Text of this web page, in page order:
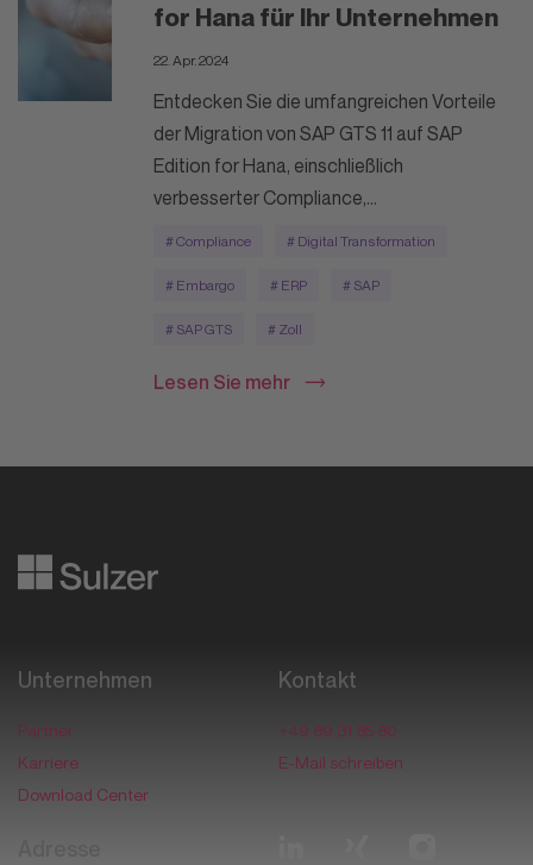
for Hana für Ihr Unternehmen
22. Apr. 2024
Entdecken Sie die umfangreichen Vorteile
der Migration von SAP GTS 11 auf SAP
Edition for Hana, einschließlich
verbesserter Compliance,...
# Compliance # Digital Transformation
# Embargo # ERP # SAP
# SAP GTS # Zoll
Lesen Sie mehr
Unternehmen
Partner
Karriere
Download Center
Kontakt
+49 89 31 85 80
E-Mail schreiben